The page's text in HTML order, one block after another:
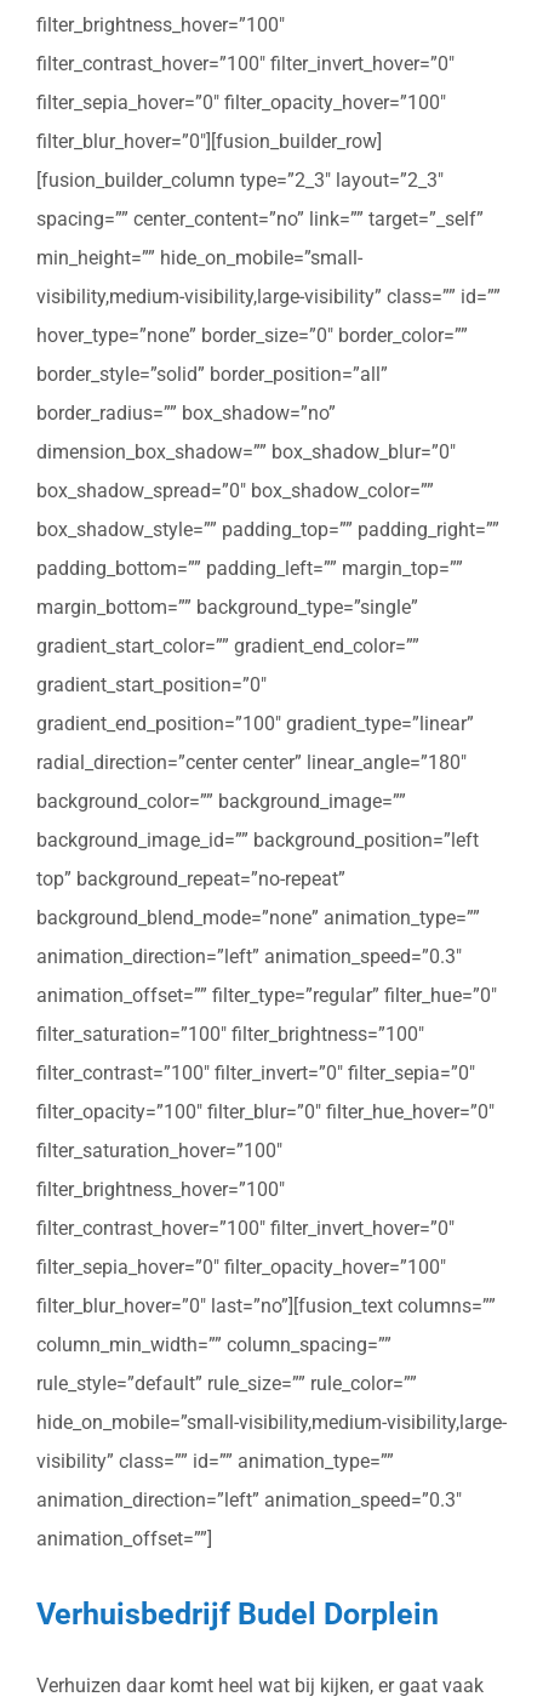
filter_brightness_hover=”100″
filter_contrast_hover=”100″ filter_invert_hover=”0″
filter_sepia_hover=”0″ filter_opacity_hover=”100″
filter_blur_hover=”0″][fusion_builder_row]
[fusion_builder_column type=”2_3″ layout=”2_3″
spacing=”” center_content=”no” link=”” target=”_self”
min_height=”” hide_on_mobile=”small-
visibility,medium-visibility,large-visibility” class=”” id=””
hover_type=”none” border_size=”0″ border_color=””
border_style=”solid” border_position=”all”
border_radius=”” box_shadow=”no”
dimension_box_shadow=”” box_shadow_blur=”0″
box_shadow_spread=”0″ box_shadow_color=””
box_shadow_style=”” padding_top=”” padding_right=””
padding_bottom=”” padding_left=”” margin_top=””
margin_bottom=”” background_type=”single”
gradient_start_color=”” gradient_end_color=””
gradient_start_position=”0″
gradient_end_position=”100″ gradient_type=”linear”
radial_direction=”center center” linear_angle=”180″
background_color=”” background_image=””
background_image_id=”” background_position=”left
top” background_repeat=”no-repeat”
background_blend_mode=”none” animation_type=””
animation_direction=”left” animation_speed=”0.3″
animation_offset=”” filter_type=”regular” filter_hue=”0″
filter_saturation=”100″ filter_brightness=”100″
filter_contrast=”100″ filter_invert=”0″ filter_sepia=”0″
filter_opacity=”100″ filter_blur=”0″ filter_hue_hover=”0″
filter_saturation_hover=”100″
filter_brightness_hover=”100″
filter_contrast_hover=”100″ filter_invert_hover=”0″
filter_sepia_hover=”0″ filter_opacity_hover=”100″
filter_blur_hover=”0″ last=”no”][fusion_text columns=””
column_min_width=”” column_spacing=””
rule_style=”default” rule_size=”” rule_color=””
hide_on_mobile=”small-visibility,medium-visibility,large-
visibility” class=”” id=”” animation_type=””
animation_direction=”left” animation_speed=”0.3″
animation_offset=””]
Verhuisbedrijf Budel Dorplein
Verhuizen daar komt heel wat bij kijken, er gaat vaak